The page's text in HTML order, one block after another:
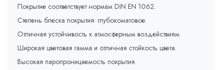
Покрытие соответствует нормам DIN EN 1062.
Степень блеска покрытия: глубокоматовое.
Отличная устойчивость к атмосферным воздействиям.
Широкая цветовая гамма и отличная стойкость цвета.
Высокая паропроницаемость покрытия.